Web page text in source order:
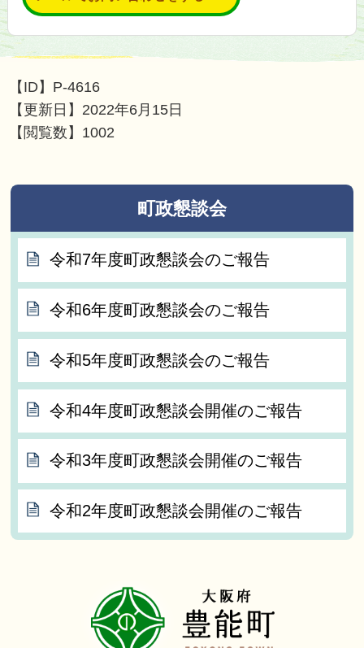
【ID】 P-4616
【更新日】 2022年6月15日
【閲覧数】 1002
町政懇談会
令和7年度町政懇談会のご報告
令和6年度町政懇談会のご報告
令和5年度町政懇談会のご報告
令和4年度町政懇談会開催のご報告
令和3年度町政懇談会開催のご報告
令和2年度町政懇談会開催のご報告